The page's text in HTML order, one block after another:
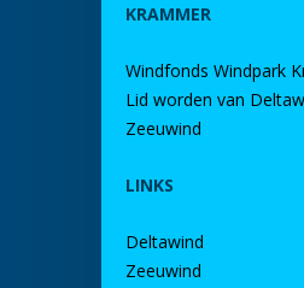
KRAMMER
Windfonds Windpark
Lid worden van
Zeeuwind
LINKS
Deltawind
Zeeuwind